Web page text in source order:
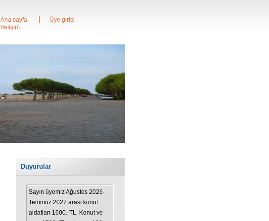
Ana sayfa
Üye girişi
İletişim
Duyurular
Sayın üyemiz Ağustos 2026-
Temmuz 2027 arası konut
aidatları 1600.-TL. Konut ve